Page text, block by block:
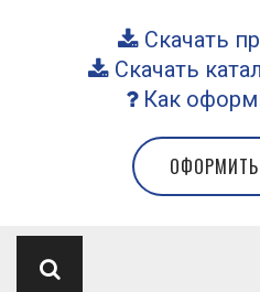
Скачать
Скачать
Как